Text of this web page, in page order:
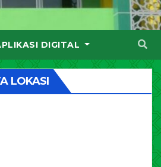
DIGITAL
LOKASI